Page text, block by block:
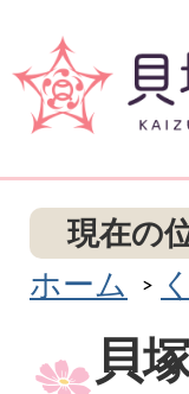
現在の
ホーム
貝